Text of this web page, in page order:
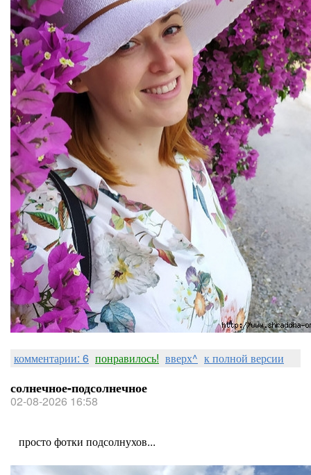
комментарии: 6 понравилось! вверх^ к полной версии
солнечное-подсолнечное
02-08-2026 16:58
просто фотки подсолнухов...